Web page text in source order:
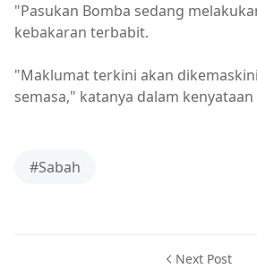
"Pasukan Bomba sedang
kebakaran terbabit.
"Maklumat terkini akan
semasa," katanya dalam
#Sabah
Next Post